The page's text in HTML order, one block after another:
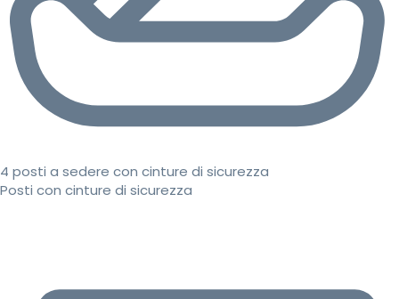
4 posti a sedere con cinture di sicurezza
Posti con cinture di sicurezza